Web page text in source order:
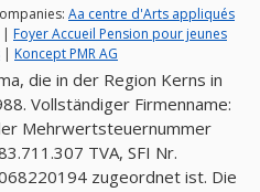
Aa centre d'Arts appliqués
| Foyer Accueil Pension pour jeunes
| Koncept PMR AG
die in der Region Kerns in
Vollständiger Firmenname:
Mehrwertsteuernummer
TVA, SFI Nr.
zugeordnet ist. Die